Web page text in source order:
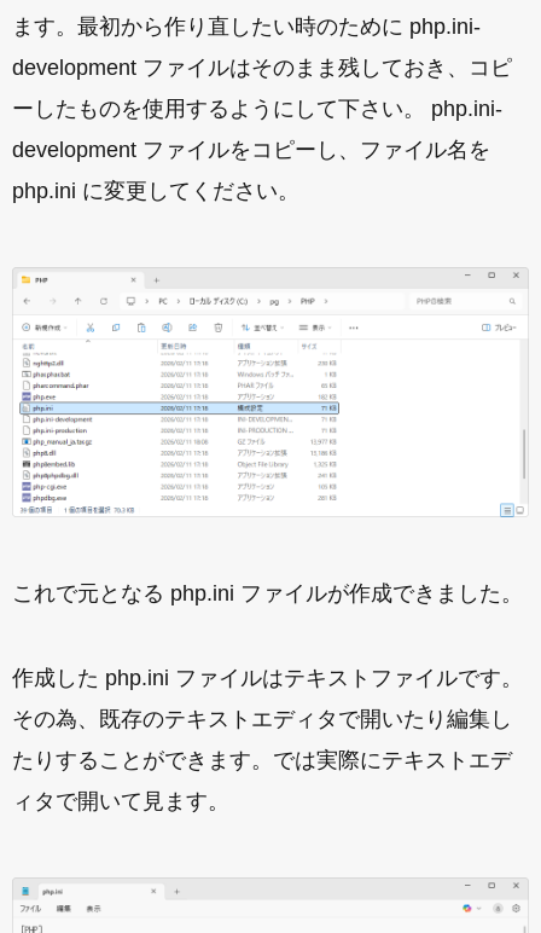
ます。最初から作り直したい時のために php.ini-
development ファイルはそのまま残しておき、コピ
ーしたものを使用するようにして下さい。 php.ini-
development ファイルをコピーし、ファイル名を
php.ini に変更してください。
これで元となる php.ini ファイルが作成できました。
作成した php.ini ファイルはテキストファイルです。
その為、既存のテキストエディタで開いたり編集し
たりすることができます。では実際にテキストエデ
ィタで開いて見ます。